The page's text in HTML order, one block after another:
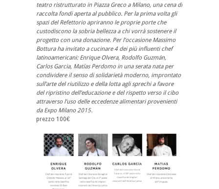
teatro ristrutturato in Piazza Greco a Milano, una cena di
raccolta fondi aperta al pubblico. Per la prima volta gli
spazi del Refettorio apriranno le proprie porte che
custodiscono la sobria bellezza a chi vorrà sostenere il
progetto con una donazione. Per l’occasione Massimo
Bottura ha invitato a cucinare 4 dei più influenti chef
latinoamericani: Enrique Olvera, Rodolfo Guzmán,
Carlos Garcia, Matías Perdomo in una serata nata per
condividere il senso di solidarietà moderno, improntato
sull’arte del riutilizzo e della lotta agli sprechi a favore
del ripristino dell’educazione e del rispetto verso il cibo
attraverso l’uso delle eccedenze alimentari provenienti
da Expo Milano 2015.
prezzo 100€